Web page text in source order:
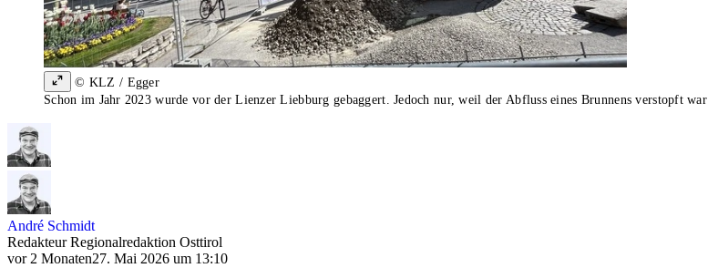
© KLZ / Egger
Schon im Jahr 2023 wurde vor der Lienzer Liebburg gebaggert. Jedoch nur, weil der Abfluss eines Brunnens verstopft war
André Schmidt
Redakteur Regionalredaktion Osttirol
vor 2 Monaten27. Mai 2026 um 13:10